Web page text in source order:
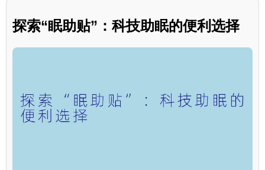
探索“眠助贴”：科技助眠的便利选择